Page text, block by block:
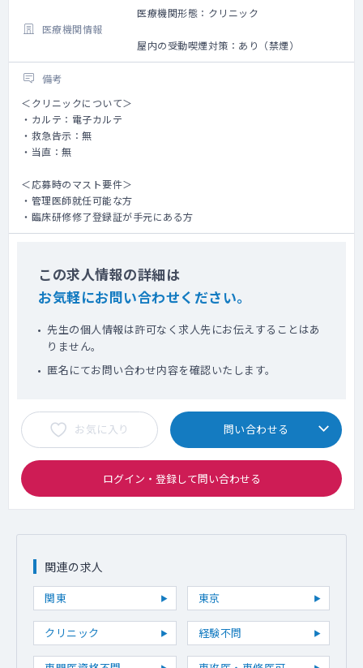
医療機関情報
医療機関形態：クリニック
屋内の受動喫煙対策：あり（禁煙）
備考
＜クリニックについて＞
・カルテ：電子カルテ
・救急告示：無
・当直：無
＜応募時のマスト要件＞
・管理医師就任可能な方
・臨床研修修了登録証が手元にある方
この求人情報の詳細は
お気軽にお問い合わせください。
先生の個人情報は許可なく求人先にお伝えすることはあ
りません。
匿名にてお問い合わせ内容を確認いたします。
お気に入り 問い合わせる
ログイン・登録して問い合わせる
関連の求人
関東 東京
クリニック 経験不問